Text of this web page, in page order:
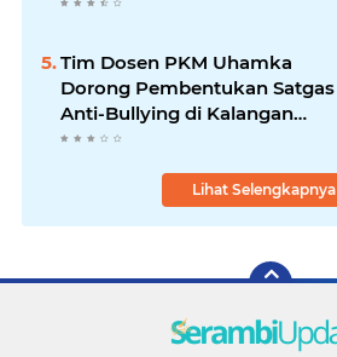
Tim Dosen PKM Uhamka
Dorong Pembentukan Satgas
Anti-Bullying di Kalangan
Remaja
Lihat Selengkapnya